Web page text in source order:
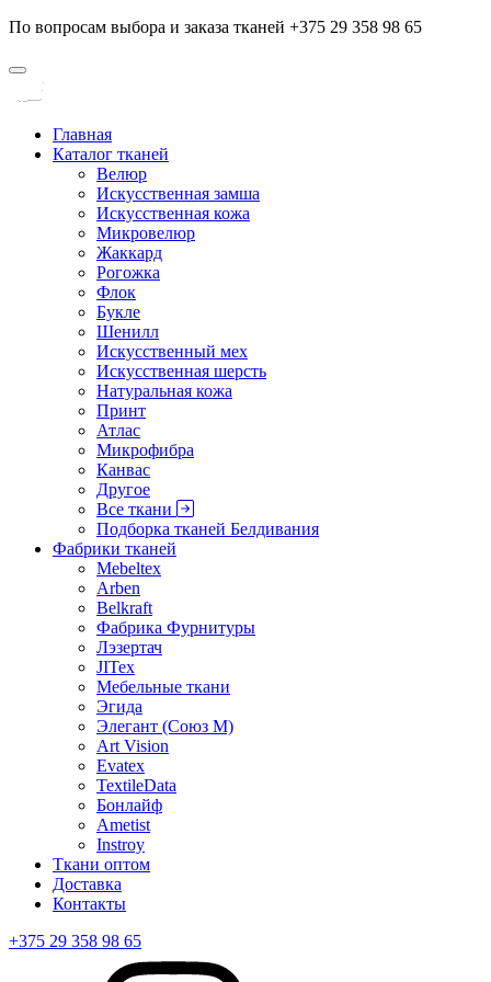
По вопросам выбора и заказа тканей +375 29 358 98 65
Главная
Каталог тканей
Велюр
Искусственная замша
Искусственная кожа
Микровелюр
Жаккард
Рогожка
Флок
Букле
Шенилл
Искусственный мех
Искусственная шерсть
Натуральная кожа
Принт
Атлас
Микрофибра
Канвас
Другое
Все ткани
Подборка тканей Белдивания
Фабрики тканей
Mebeltex
Arben
Belkraft
Фабрика Фурнитуры
Лэзертач
JITex
Мебельные ткани
Эгида
Элегант (Союз М)
Art Vision
Evatex
TextileData
Бонлайф
Ametist
Instroy
Ткани оптом
Доставка
Контакты
+375 29 358 98 65